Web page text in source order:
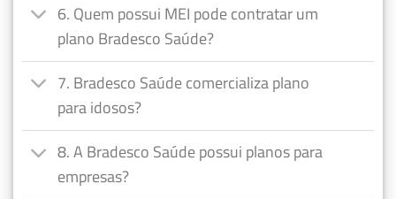
6. Quem possui MEI pode contratar um
plano Bradesco Saúde?
7. Bradesco Saúde comercializa plano
para idosos?
8. A Bradesco Saúde possui planos para
empresas?